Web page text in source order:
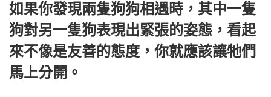
如果你發現兩隻狗狗相遇時，其中一隻
狗對另一隻狗表現出緊張的姿態，看起
來不像是友善的態度，你就應該讓牠們
馬上分開。